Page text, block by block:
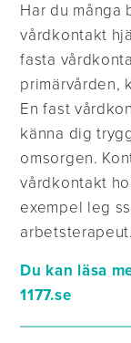
Har du många
vårdkontakt
fasta
primärvården,
En fast
känna dig
omsorgen.
vårdkontakt
exempel leg
arbetsterapeut.
Du kan läsa
1177.se